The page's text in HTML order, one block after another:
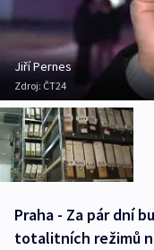
Jiří Pernes
Zdroj: ČT24
Praha - Za pár dní
totalitních režimů